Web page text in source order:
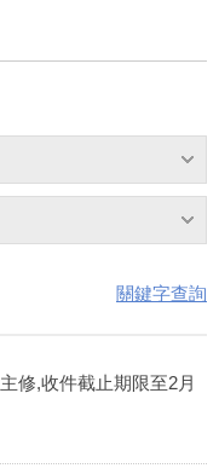
關鍵字查詢
修,收件截止期限至2月